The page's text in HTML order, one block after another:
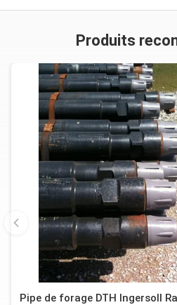
Produits
Pipe de forage DTH Ingersoll